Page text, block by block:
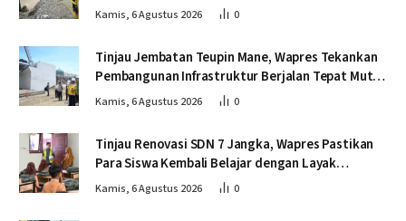
Jembatan Lumut
Kamis, 6 Agustus 2026 0
Tinjau Jembatan Teupin Mane, Wapres Tekankan
Pembangunan Infrastruktur Berjalan Tepat Mutu
dan Tepat Waktu
Kamis, 6 Agustus 2026 0
Tinjau Renovasi SDN 7 Jangka, Wapres Pastikan
Para Siswa Kembali Belajar dengan Layak
Pascabencana
Kamis, 6 Agustus 2026 0